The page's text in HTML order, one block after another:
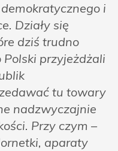
demokratycznego i
Działy się
dziś trudno
Polski przyjeżdżali
tu towary
nadzwyczajnie
Przy czym –
aparaty